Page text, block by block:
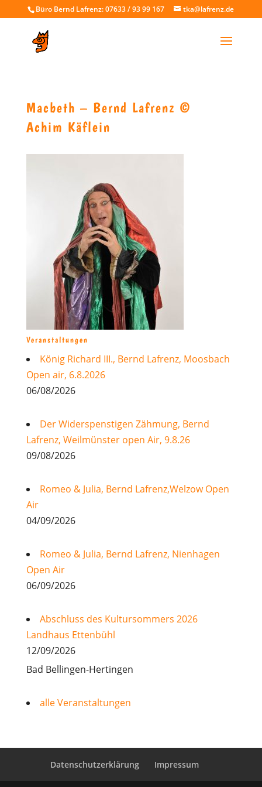
Büro Bernd Lafrenz: 07633 / 93 99 167 tka@lafrenz.de
Macbeth – Bernd Lafrenz ©
Achim Käflein
Veranstaltungen
König Richard III., Bernd Lafrenz, Moosbach
Open air, 6.8.2026
06/08/2026
Der Widerspenstigen Zähmung, Bernd
Lafrenz, Weilmünster open Air, 9.8.26
09/08/2026
Romeo & Julia, Bernd Lafrenz,Welzow Open
Air
04/09/2026
Romeo & Julia, Bernd Lafrenz, Nienhagen
Open Air
06/09/2026
Abschluss des Kultursommers 2026
Landhaus Ettenbühl
12/09/2026
Bad Bellingen-Hertingen
alle Veranstaltungen
Datenschutzerklärung Impressum